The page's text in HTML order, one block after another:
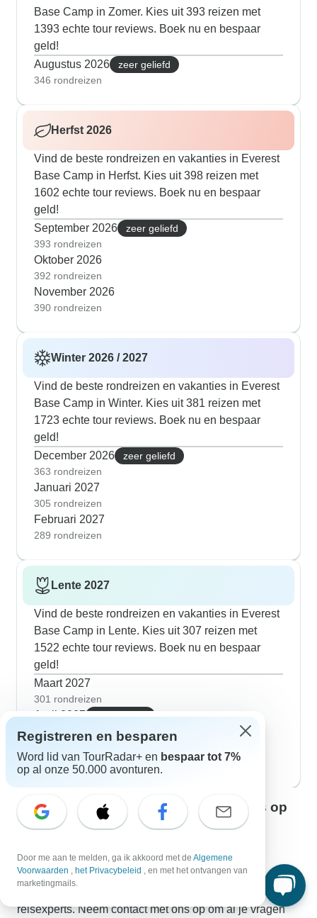
Base Camp in Zomer. Kies uit 393 reizen met
1393 echte tour reviews. Boek nu en bespaar
geld!
Augustus 2026
zeer geliefd
346 rondreizen
Herfst 2026
Vind de beste rondreizen en vakanties in Everest
Base Camp in Herfst. Kies uit 398 reizen met
1602 echte tour reviews. Boek nu en bespaar
geld!
September 2026
zeer geliefd
393 rondreizen
Oktober 2026
392 rondreizen
November 2026
390 rondreizen
Winter 2026 / 2027
Vind de beste rondreizen en vakanties in Everest
Base Camp in Winter. Kies uit 381 reizen met
1723 echte tour reviews. Boek nu en bespaar
geld!
December 2026
zeer geliefd
363 rondreizen
Januari 2027
305 rondreizen
Februari 2027
289 rondreizen
Lente 2027
Vind de beste rondreizen en vakanties in Everest
Base Camp in Lente. Kies uit 307 reizen met
1522 echte tour reviews. Boek nu en bespaar
geld!
Maart 2027
301 rondreizen
April 2027
zeer geliefd
305 rondreizen
Mei 2027
294 rondreizen
Neem contact op met onze reisexperts op
het gebied van Everest Base Camp
Everest Base Camp-expert bij TourRadar
Rebecca is één van onze ervaren Everest Base Camp-
reisexperts. Neem contact met ons op om al je vragen
Registreren en besparen
Word lid van TourRadar+ en bespaar tot 7%
op al onze 50.000 avonturen.
Door me aan te melden, ga ik akkoord met de Algemene
Voorwaarden , het Privacybeleid , en met het ontvangen van
marketingmails.